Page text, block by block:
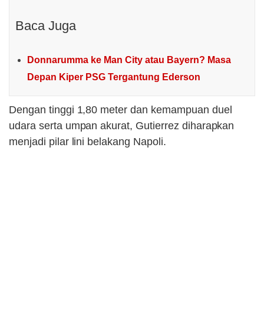
Baca Juga
Donnarumma ke Man City atau Bayern? Masa
Depan Kiper PSG Tergantung Ederson
Dengan tinggi 1,80 meter dan kemampuan duel
udara serta umpan akurat, Gutierrez diharapkan
menjadi pilar lini belakang Napoli.